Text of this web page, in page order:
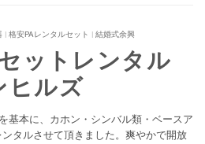
| 格安PAレンタルセット | 結婚式余興
ットレンタル
ヒルズ
基本に、カホン・シンバル類・ベースア
タルさせて頂きました。爽やかで開放